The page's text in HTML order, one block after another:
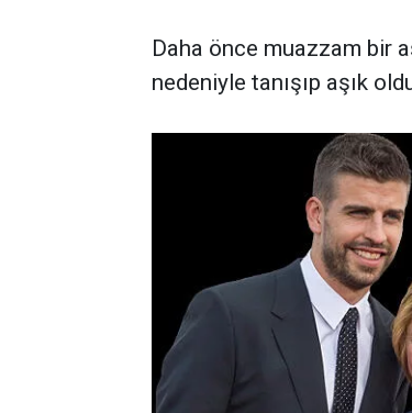
Daha önce muazzam bir
nedeniyle tanışıp aşık